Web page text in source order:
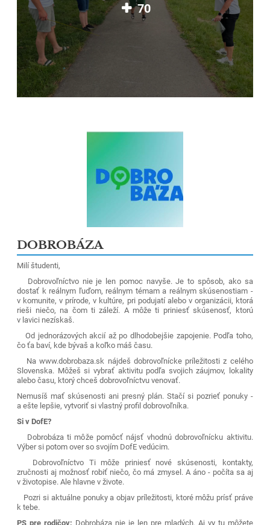
70
DOBROBÁZA
Milí študenti,
Dobrovoľníctvo nie je len pomoc navyše. Je to spôsob, ako sa
dostať k reálnym ľuďom, reálnym témam a reálnym skúsenostiam -
v komunite, v prírode, v kultúre, pri podujatí alebo v organizácii, ktorá
rieši niečo, na čom ti záleží. A môže ti priniesť skúsenosť, ktorú
v lavici nezískaš.
Od jednorázových akcií až po dlhodobejšie zapojenie. Podľa toho,
čo ťa baví, kde bývaš a koľko máš času.
Na www.dobrobaza.sk nájdeš dobrovoľnícke príležitosti z celého
Slovenska. Môžeš si vybrať aktivitu podľa svojich záujmov, lokality
alebo času, ktorý chceš dobrovoľníctvu venovať.
Nemusíš mať skúsenosti ani presný plán. Stačí si pozrieť ponuky -
a ešte lepšie, vytvoriť si vlastný profil dobrovoľníka.
Si v DofE?
Dobrobáza ti môže pomôcť nájsť vhodnú dobrovoľnícku aktivitu.
Výber si potom over so svojím DofE vedúcim.
Dobrovoľníctvo Ti môže priniesť nové skúsenosti, kontakty,
zručnosti aj možnosť robiť niečo, čo má zmysel. A áno - počíta sa aj
v životopise. Ale hlavne v živote.
Pozri si aktuálne ponuky a objav príležitosti, ktoré môžu prísť práve
k tebe.
PS pre rodičov: Dobrobáza nie je len pre mladých. Aj vy tu môžete